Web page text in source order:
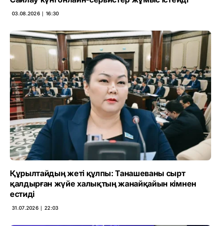
03.08.2026 ∣ 16:30
Құрылтайдың жеті құлпы: Танашеваны сырт
қалдырған жүйе халықтың жанайқайын кімнен
естиді
31.07.2026 ∣ 22:03